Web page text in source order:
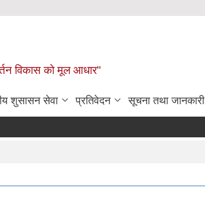
विकास को मूल आधार"
शुसासन सेवा प्रतिवेदन सूचना तथा जानकारी